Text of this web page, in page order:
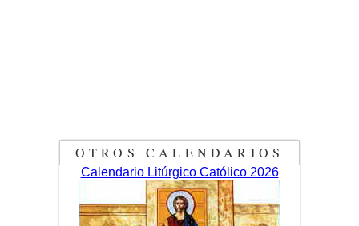
OTROS CALENDARIOS
Calendario Litúrgico Católico 2026